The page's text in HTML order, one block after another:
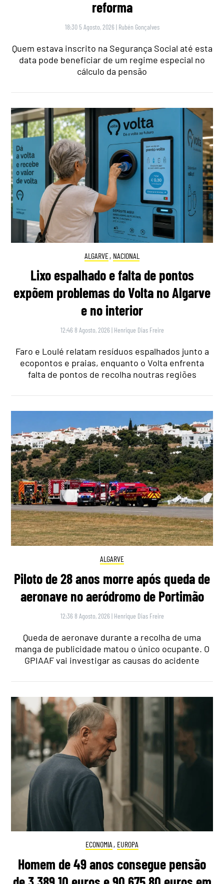
reforma
18:30 5 Agosto, 2026 | Rubén Gonçalves
Quem estava inscrito na Segurança Social até esta
data pode beneficiar de um regime especial no
cálculo da pensão
ALGARVE, NACIONAL
Lixo espalhado e falta de pontos
expõem problemas do Volta no Algarve
e no interior
12:46 8 Agosto, 2026 | Henrique Dias Freire
Faro e Loulé relatam resíduos espalhados junto a
ecopontos e praias, enquanto o Volta enfrenta
falta de pontos de recolha noutras regiões
ALGARVE
Piloto de 28 anos morre após queda de
aeronave no aeródromo de Portimão
12:36 8 Agosto, 2026 | Henrique Dias Freire
Queda de aeronave durante a recolha de uma
manga de publicidade matou o único ocupante. O
GPIAAF vai investigar as causas do acidente
ECONOMIA , EUROPA
Homem de 49 anos consegue pensão